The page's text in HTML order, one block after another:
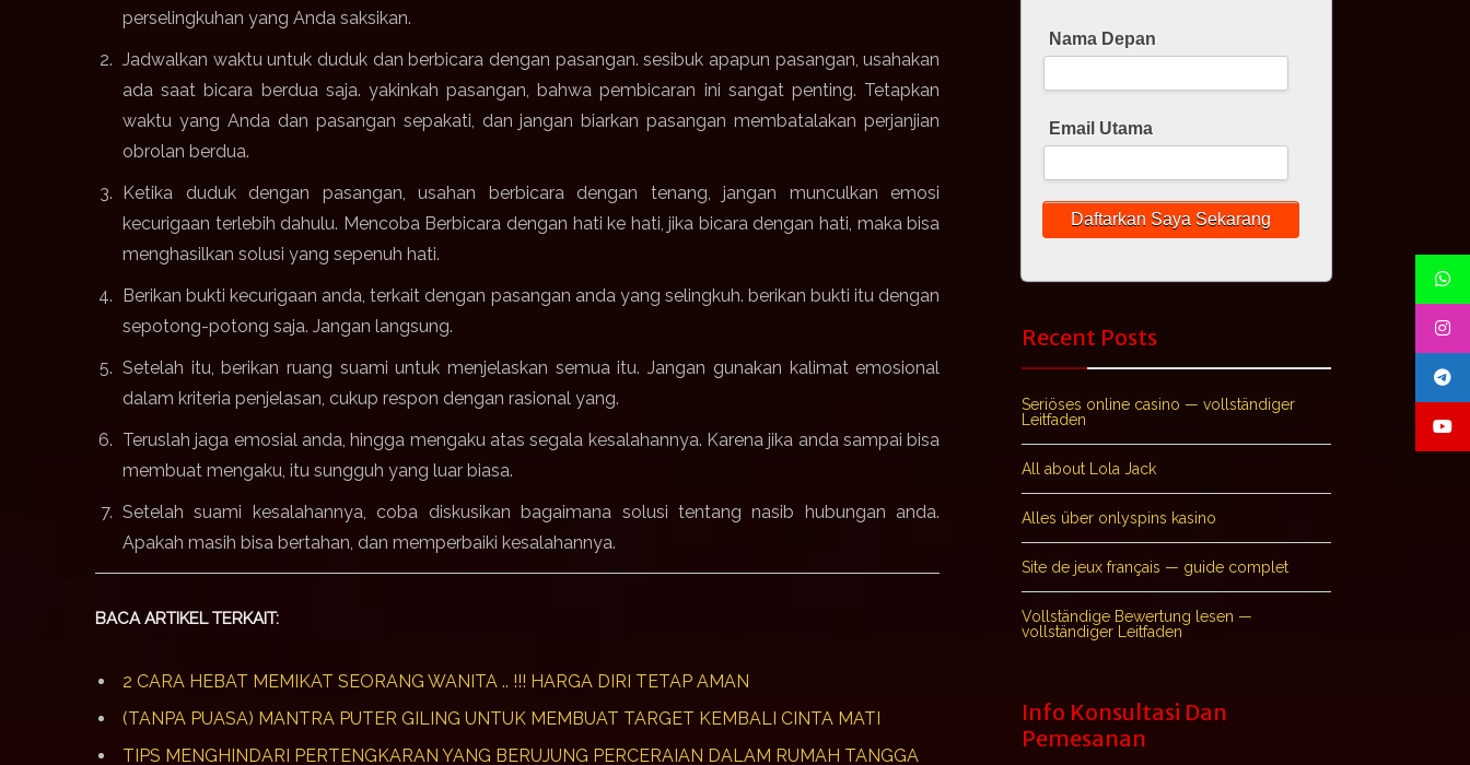
perselingkuhan yang Anda saksikan.
Jadwalkan waktu untuk duduk dan berbicara dengan pasangan.sesibuk apapun pasangan, usahakan
ada saat bicara berdua saja. yakinkah pasangan, bahwa pembicaran ini sangat penting. Tetapkan
waktu yang Anda dan pasangan sepakati, dan jangan biarkan pasangan membatalakan perjanjian
obrolan berdua.
Ketika duduk dengan pasangan, usahan berbicara dengan tenang, jangan munculkan emosi
kecurigaan terlebih dahulu. Mencoba Berbicara dengan hati ke hati, jika bicara dengan hati, maka bisa
menghasilkan solusi yang sepenuh hati.
Berikan bukti kecurigaan anda, terkait dengan pasangan anda yang selingkuh. berikan bukti itu dengan
sepotong-potong saja. Jangan langsung.
Setelah itu, berikan ruang suami untuk menjelaskan semua itu.Jangan gunakan kalimat emosional
dalam kriteria penjelasan, cukup respon dengan rasional yang.
Teruslah jaga emosial anda, hingga mengaku atas segala kesalahannya. Karena jika anda sampai bisa
membuat mengaku, itu sungguh yang luar biasa.
Setelah suami kesalahannya, coba diskusikan bagaimana solusi tentang nasib hubungan anda.
Apakah masih bisa bertahan, dan memperbaiki kesalahannya.
BACA ARTIKEL TERKAIT:
2 CARA HEBAT MEMIKAT SEORANG WANITA .. !!! HARGA DIRI TETAP AMAN
(TANPA PUASA) MANTRA PUTER GILING UNTUK MEMBUAT TARGET KEMBALI CINTA MATI
TIPS MENGHINDARI PERTENGKARAN YANG BERUJUNG PERCERAIAN DALAM RUMAH TANGGA
Nama Depan
Email Utama
Recent Posts
Seriöses online casino — vollständiger
Leitfaden
All about Lola Jack
Alles über onlyspins kasino
Site de jeux français — guide complet
Vollständige Bewertung lesen —
vollständiger Leitfaden
Info Konsultasi Dan
Pemesanan